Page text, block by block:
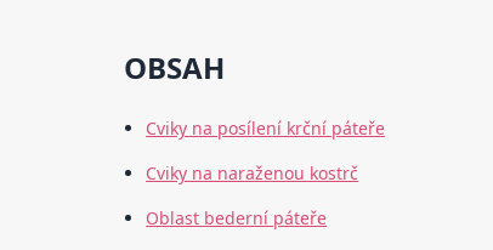
OBSAH
Cviky na posílení krční páteře
Cviky na naraženou kostrč
Oblast bederní páteře